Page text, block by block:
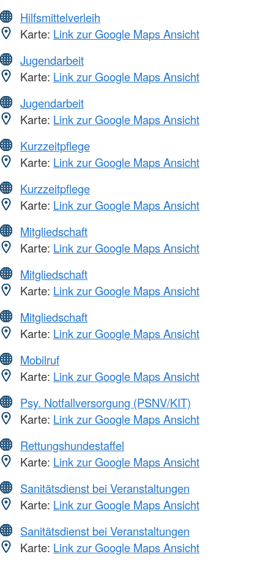
Hilfsmittelverleih
Karte: Link zur Google Maps Ansicht
Jugendarbeit
Karte: Link zur Google Maps Ansicht
Jugendarbeit
Karte: Link zur Google Maps Ansicht
Kurzzeitpflege
Karte: Link zur Google Maps Ansicht
Kurzzeitpflege
Karte: Link zur Google Maps Ansicht
Mitgliedschaft
Karte: Link zur Google Maps Ansicht
Mitgliedschaft
Karte: Link zur Google Maps Ansicht
Mitgliedschaft
Karte: Link zur Google Maps Ansicht
Mobilruf
Karte: Link zur Google Maps Ansicht
Psy. Notfallversorgung (PSNV/KIT)
Karte: Link zur Google Maps Ansicht
Rettungshundestaffel
Karte: Link zur Google Maps Ansicht
Sanitätsdienst bei Veranstaltungen
Karte: Link zur Google Maps Ansicht
Sanitätsdienst bei Veranstaltungen
Karte: Link zur Google Maps Ansicht